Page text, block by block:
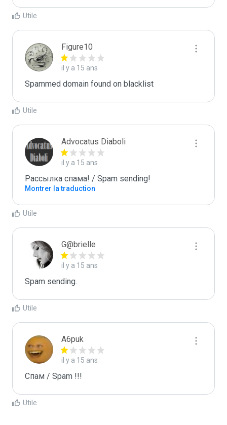
Utile
Figure10
il y a 15 ans
Spammed domain found on blacklist
Utile
Advocatus Diaboli
il y a 15 ans
Рассылка спама! / Spam sending!
Montrer la traduction
Utile
G@brielle
il y a 15 ans
Spam sending.
Utile
A6puk
il y a 15 ans
Спам / Spam !!!
Utile